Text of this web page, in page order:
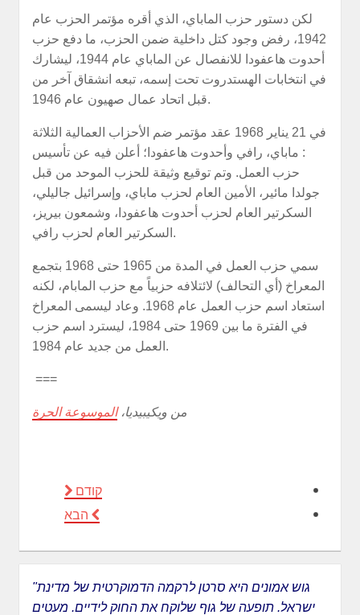
لكن دستور حزب الماباي، الذي أقره مؤتمر الحزب عام
1942، رفض وجود كتل داخلية ضمن الحزب، ما دفع حزب
أحدوت هاعفودا للانفصال عن الماباي عام 1944، ليشارك
في انتخابات الهستدروت تحت إسمه، تبعه انشقاق آخر من
قبل اتحاد عمال صهيون عام 1946.
في 21 يناير 1968 عقد مؤتمر ضم الأحزاب العمالية الثلاثة
: ماباي، رافي وأحدوت هاعفودا؛ أعلن فيه عن تأسيس
حزب العمل. وتم توقيع وثيقة للحزب الموحد من قبل
جولدا مائير، الأمين العام لحزب ماباي، وإسرائيل جاليلي،
السكرتير العام لحزب أحدوت هاعفودا، وشمعون بيريز،
السكرتير العام لحزب رافي.
سمي حزب العمل في المدة من 1965 حتى 1968 بتجمع
المعراخ (أي التحالف) لائتلافه حزبياً مع حزب المابام، لكنه
استعاد اسم حزب العمل عام 1968. وعاد ليسمى المعراخ
في الفترة ما بين 1969 حتى 1984، ليسترد اسم حزب
العمل من جديد عام 1984.
===
من ويكيبيديا،الموسوعة الحرة
קודם
הבא
"גוש אמונים היא סרטן לרקמה הדמוקרטית של מדינת
ישראל. תופעה של גוף שלוקח את החוק לידיים. מעטים